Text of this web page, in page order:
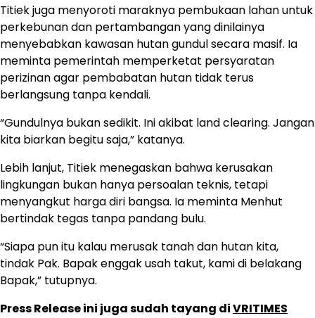
Titiek juga menyoroti maraknya pembukaan lahan untuk
perkebunan dan pertambangan yang dinilainya
menyebabkan kawasan hutan gundul secara masif. Ia
meminta pemerintah memperketat persyaratan
perizinan agar pembabatan hutan tidak terus
berlangsung tanpa kendali.
“Gundulnya bukan sedikit. Ini akibat land clearing. Jangan
kita biarkan begitu saja,” katanya.
Lebih lanjut, Titiek menegaskan bahwa kerusakan
lingkungan bukan hanya persoalan teknis, tetapi
menyangkut harga diri bangsa. Ia meminta Menhut
bertindak tegas tanpa pandang bulu.
“Siapa pun itu kalau merusak tanah dan hutan kita,
tindak Pak. Bapak enggak usah takut, kami di belakang
Bapak,” tutupnya.
Press Release ini juga sudah tayang diVRITIMES